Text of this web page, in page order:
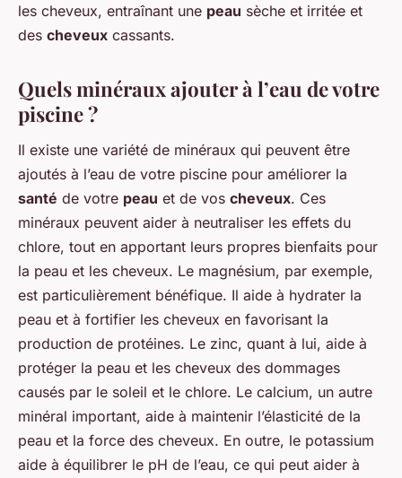
les cheveux, entraînant une peau sèche et irritée et
des cheveux cassants.
Quels minéraux ajouter à l’eau de votre
piscine ?
Il existe une variété de minéraux qui peuvent être
ajoutés à l’eau de votre piscine pour améliorer la
santé de votre peau et de vos cheveux. Ces
minéraux peuvent aider à neutraliser les effets du
chlore, tout en apportant leurs propres bienfaits pour
la peau et les cheveux. Le magnésium, par exemple,
est particulièrement bénéfique. Il aide à hydrater la
peau et à fortifier les cheveux en favorisant la
production de protéines. Le zinc, quant à lui, aide à
protéger la peau et les cheveux des dommages
causés par le soleil et le chlore. Le calcium, un autre
minéral important, aide à maintenir l’élasticité de la
peau et la force des cheveux. En outre, le potassium
aide à équilibrer le pH de l’eau, ce qui peut aider à